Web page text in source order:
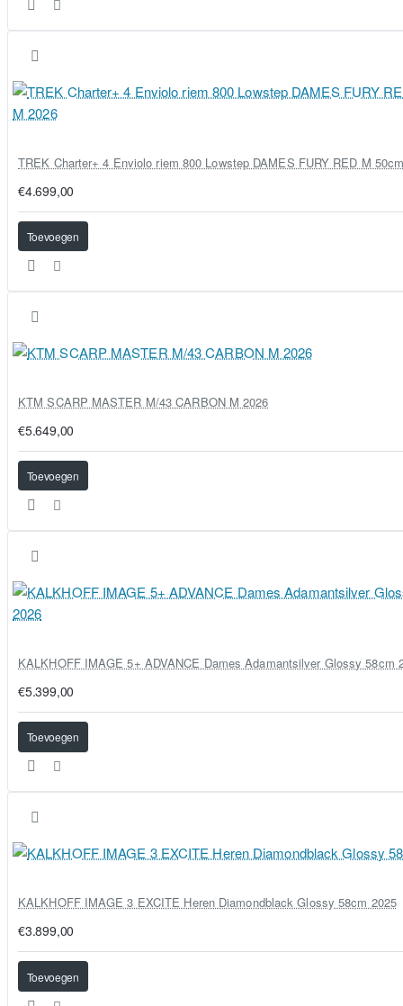
TREK Charter+ 4 Enviolo riem 800 Lowstep DAMES FURY RED M
€4.699,00
Toevoegen
KTM SCARP MASTER M/43 CARBON M 2026
€5.649,00
Toevoegen
KALKHOFF IMAGE 5+ ADVANCE Dames Adamantsilver Glossy 58cm
€5.399,00
Toevoegen
KALKHOFF IMAGE 3 EXCITE Heren Diamondblack Glossy 58cm 2025
€3.899,00
Toevoegen